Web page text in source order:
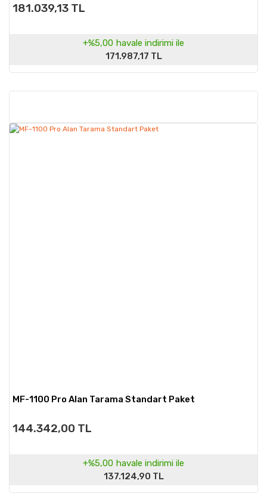
181.039,13 TL
+%5,00 havale indirimi ile
171.987,17 TL
MF-1100 Pro Alan Tarama Standart Paket
144.342,00 TL
+%5,00 havale indirimi ile
137.124,90 TL